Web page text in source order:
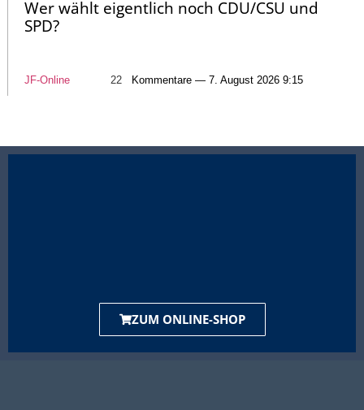
Wer wählt eigentlich noch CDU/CSU und
SPD?
JF-Online 22 Kommentare — 7. August 2026 9:15
ZUM ONLINE-SHOP